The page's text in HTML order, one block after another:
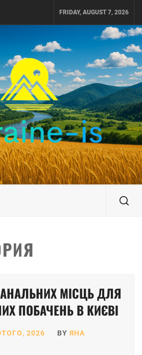
FRIDAY, AUGUST 7, 2026
IS
МІСЦЬ ДЛЯ
ПОБАЧЕНЬ В КИЄВІ
2026 BY ЯНА